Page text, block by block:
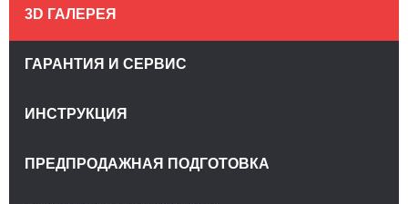
3D ГАЛЕРЕЯ
ГАРАНТИЯ И СЕРВИС
ИНСТРУКЦИЯ
ПРЕДПРОДАЖНАЯ ПОДГОТОВКА